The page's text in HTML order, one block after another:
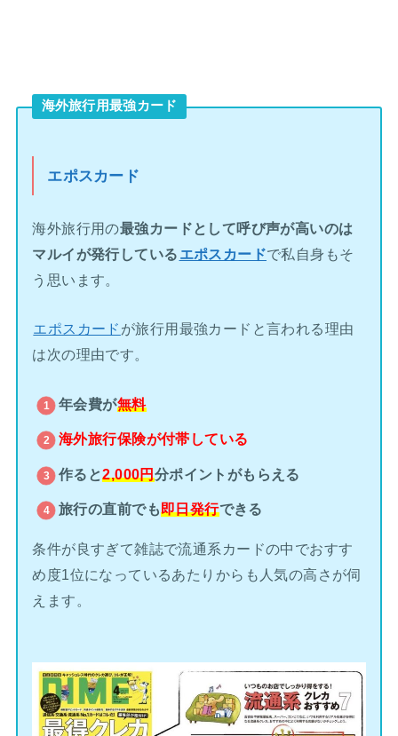
海外旅行用最強カード
エポスカード
海外旅行用の最強カードとして呼び声が高いのは
マルイが発行している エポスカードで私自身もそ
う思います。
エポスカード が旅行用最強カードと言われる理由
は次の理由です。
年会費が無料
海外旅行保険が付帯している
作ると2,000円分ポイントがもらえる
旅行の直前でも即日発行できる
条件が良すぎて雑誌で流通系カードの中でおすす
め度1位になっているあたりからも人気の高さが伺
えます。